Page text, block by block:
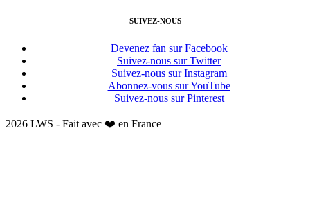
SUIVEZ-NOUS
Devenez fan sur Facebook
Suivez-nous sur Twitter
Suivez-nous sur Instagram
Abonnez-vous sur YouTube
Suivez-nous sur Pinterest
2026 LWS - Fait avec ❤️ en France